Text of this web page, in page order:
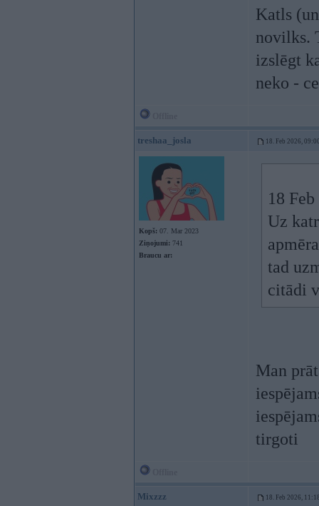
Katls
novilks.
izslēgt
neko -
treshaa_josla 18. Feb 2026,
Kopš: 07. Mar 2023
Ziņojumi: 741
Braucu ar:
18
Uz
tad
citādi
Man
tirgoti
Mixzzz 18. Feb 2026,